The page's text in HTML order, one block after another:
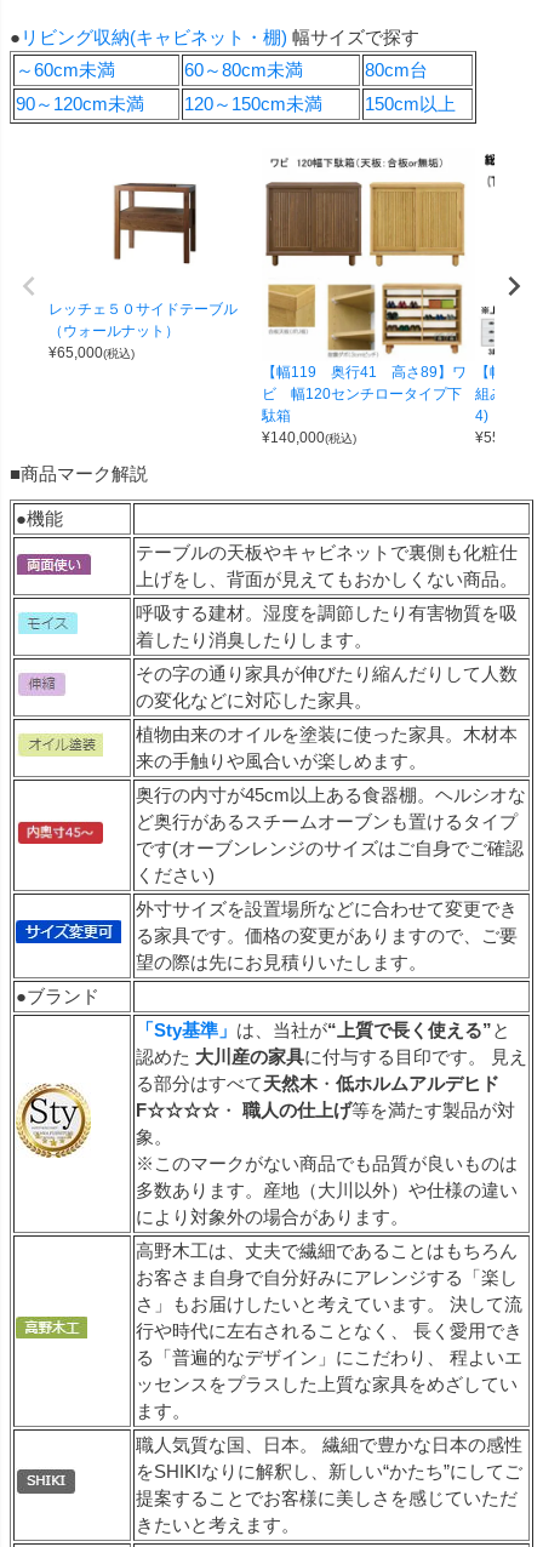
● リビング収納(キャビネット・棚) 幅サイズで探す
～60cm未満
60～80cm未満
80cm台
90～120cm未満
120～150cm未満 150cm以上
レッチェ５０サイドテーブル
（ウォールナット）
¥65,000(税込)
【幅119 奥行41 高さ89】ワ
ビ 幅120センチロータイプ下
駄箱
¥140,000(税込)
【幅100
組み合わ
4)
¥55,000
■商品マーク解説
●機能
テーブルの天板やキャビネットで裏側も化粧仕
上げをし、背面が見えてもおかしくない商品。
呼吸する建材。湿度を調節したり有害物質を吸
着したり消臭したりします。
その字の通り家具が伸びたり縮んだりして人数
の変化などに対応した家具。
植物由来のオイルを塗装に使った家具。木材本
来の手触りや風合いが楽しめます。
奥行の内寸が45cm以上ある食器棚。ヘルシオな
ど奥行があるスチームオーブンも置けるタイプ
です(オーブンレンジのサイズはご自身でご確認
ください)
外寸サイズを設置場所などに合わせて変更でき
る家具です。価格の変更がありますので、ご要
望の際は先にお見積りいたします。
●ブランド
「Sty基準」 は、当社が“上質で長く使える”と
認めた 大川産の家具に付与する目印です。 見え
る部分はすべて天然木 ・ 低ホルムアルデヒド
F☆☆☆☆ ・ 職人の仕上げ等を満たす製品が対
象。
※このマークがない商品でも品質が良いものは
多数あります。産地（大川以外）や仕様の違い
により対象外の場合があります。
高野木工は、丈夫で繊細であることはもちろん
お客さま自身で自分好みにアレンジする「楽し
さ」もお届けしたいと考えています。 決して流
行や時代に左右されることなく、 長く愛用でき
る「普遍的なデザイン」にこだわり、 程よいエ
ッセンスをプラスした上質な家具をめざしてい
ます。
職人気質な国、日本。 繊細で豊かな日本の感性
をSHIKIなりに解釈し、新しい“かたち”にしてご
提案することでお客様に美しさを感じていただ
きたいと考えます。